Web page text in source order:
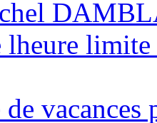
limite
vacances